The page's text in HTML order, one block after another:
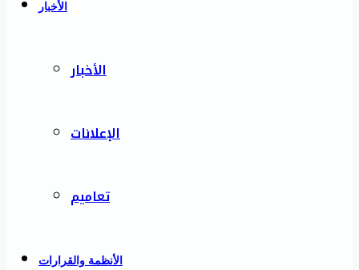
الأخبار
الأخبار
الإعلانات
تعاميم
الأنظمة والقرارات